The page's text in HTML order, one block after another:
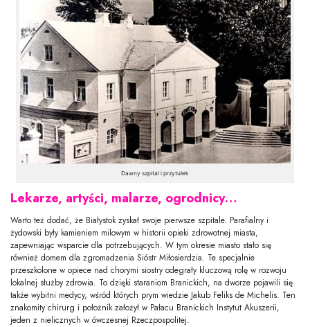
Dawny szpital i przytułek
Lekarze, artyści, malarze, ogrodnicy…
Warto też dodać, że Białystok zyskał swoje pierwsze szpitale. Parafialny i
żydowski były kamieniem milowym w historii opieki zdrowotnej miasta,
zapewniając wsparcie dla potrzebujących. W tym okresie miasto stało się
również domem dla zgromadzenia Sióstr Miłosierdzia. Te specjalnie
przeszkolone w opiece nad chorymi siostry odegrały kluczową rolę w rozwoju
lokalnej służby zdrowia. To dzięki staraniom Branickich, na dworze pojawili się
także wybitni medycy, wśród których prym wiedzie Jakub Feliks de Michelis. Ten
znakomity chirurg i położnik założył w Pałacu Branickich Instytut Akuszerii,
jeden z nielicznych w ówczesnej Rzeczpospolitej.